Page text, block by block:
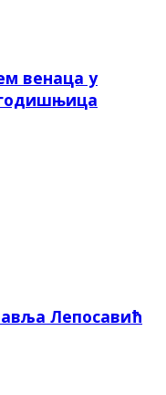
венаца у
Лепосавић